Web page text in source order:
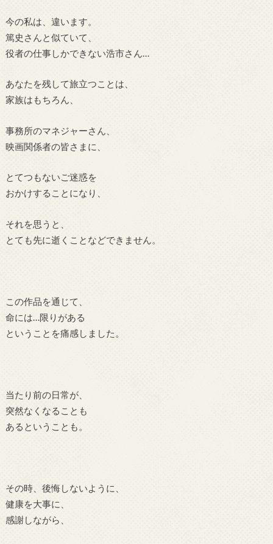
今の私は、違います。
篤史さんと似ていて、
役者の仕事しかできない浩市さん…
あなたを残して旅立つことは、
家族はもちろん、
事務所のマネジャーさん、
映画関係者の皆さまに、
とてつもないご迷惑を
おかけすることになり、
それを思うと、
とても先に逝くことなどできません。
この作品を通じて、
命には…限りがある
ということを痛感しました。
当たり前の日常が、
突然なくなることも
あるということも。
その時、後悔しないように、
健康を大事に、
感謝しながら、